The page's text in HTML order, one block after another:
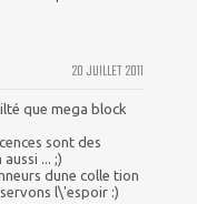
20 JUILLET 2011
que mega block
sont des
... ;)
dune colle tion
l\'espoir :)